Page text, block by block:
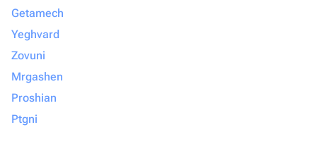
Getamech
Yeghvard
Zovuni
Mrgashen
Proshian
Ptgni